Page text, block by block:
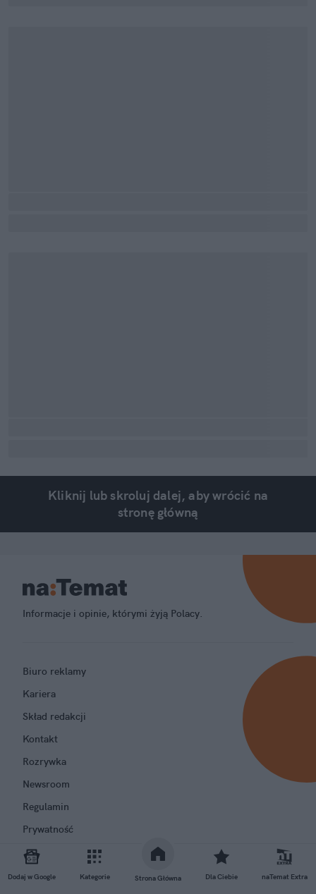
Dodaj w Google Kategorie Strona Główna Dla Ciebie naTemat Extra
Kliknij lub skroluj dalej, aby wrócić na
stronę główną
Informacje i opinie, którymi żyją Polacy.
Biuro reklamy
Kariera
Skład redakcji
Kontakt
Rozrywka
Newsroom
Regulamin
Prywatność